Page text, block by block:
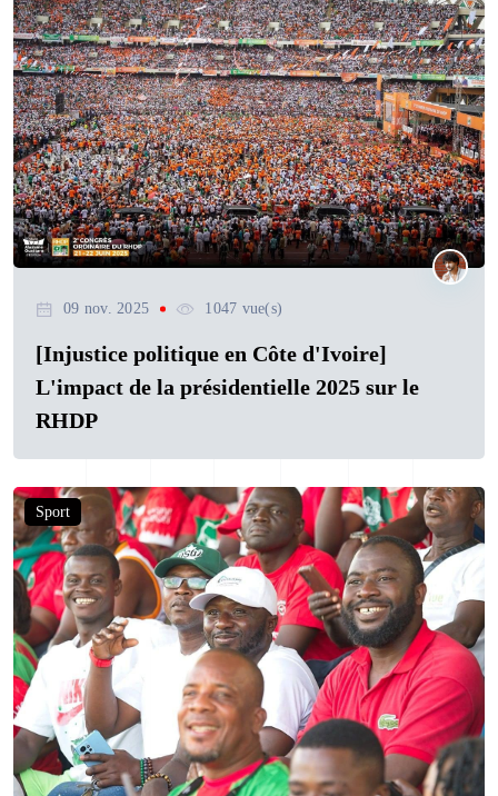
09 nov. 2025 1047 vue(s)
[Injustice politique en Côte d'Ivoire]
L'impact de la présidentielle 2025 sur le
RHDP
Sport